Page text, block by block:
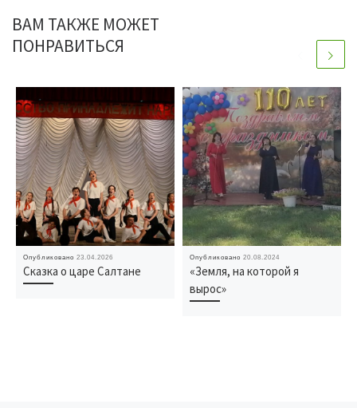
ВАМ ТАКЖЕ МОЖЕТ
ПОНРАВИТЬСЯ
Опубликовано23.04.2026
Сказка о царе Салтане
Опубликовано20.08.2024
«Земля, на которой я
вырос»